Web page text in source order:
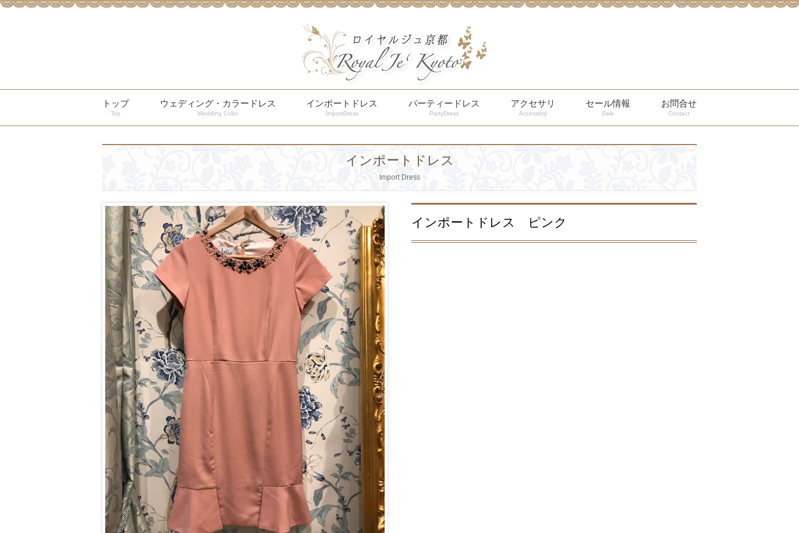
トップ
Top
ウェディング・カラードレス
Wedding Color
インポートドレス
ImportDress
パーティードレス
PartyDress
アクセサリ
Accessory
セール情報
Sale
お問合せ
Contact
インポートドレス
Import Dress
インポートドレス ピンク